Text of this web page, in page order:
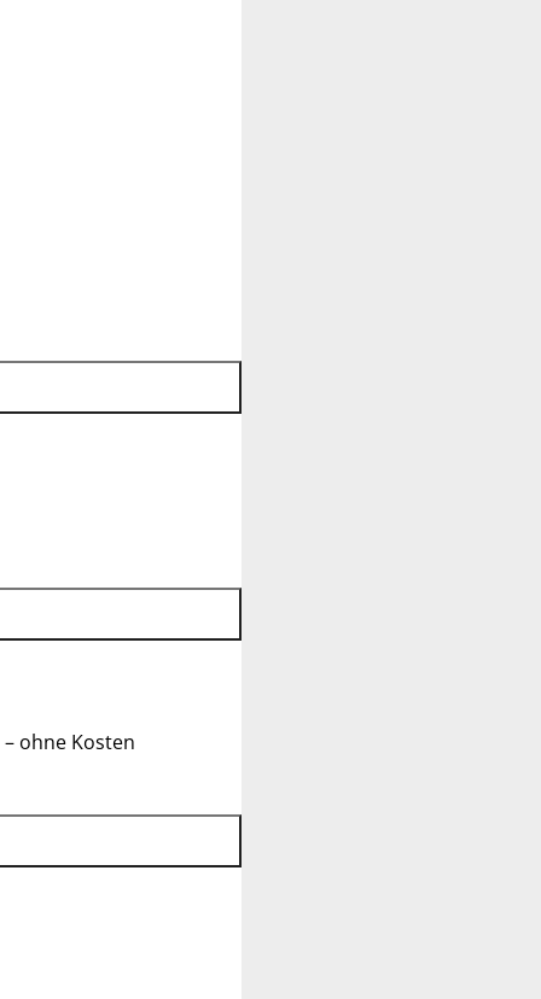
ohne Kosten